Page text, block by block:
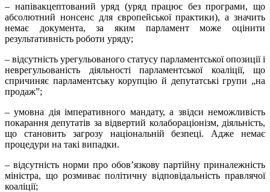
– напівакцептований уряд (уряд працює без програми, що
абсолютний нонсенс для європейської практики), а значить
немає документа, за яким парламент може оцінити
результативність роботи уряду;
– відсутність урегульованого статусу парламентської опозиції і
неврегульованість діяльності парламентської коаліції, що
спричиняє парламентську корупцію й депутатські групи „на
продаж”;
– умовна дія імперативного мандату, а звідси неможливість
покарання депутатів за відвертий колабораціонізм, діяльність,
що становить загрозу національній безпеці. Адже немає
процедури на такі випадки.
– відсутність норми про обовʼязкову партійну приналежність
міністра, що розмиває політичну відповідальність правлячої
коаліції;